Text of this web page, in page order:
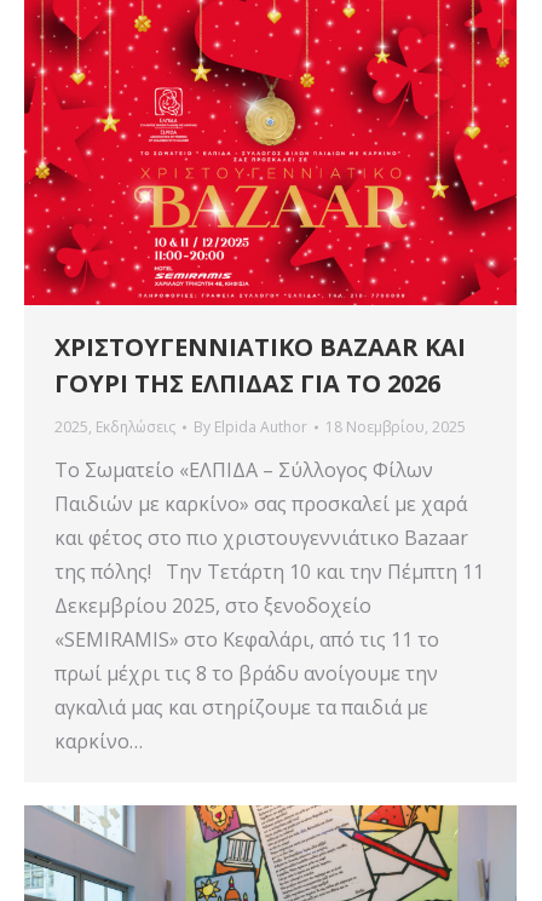
ΧΡΙΣΤΟΥΓΕΝΝΙΑΤΙΚΟ BAZAAR ΚΑΙ
ΓΟΥΡΙ ΤΗΣ ΕΛΠΙΔΑΣ ΓΙΑ ΤΟ 2026
2025, Εκδηλώσεις By Elpida Author 18 Νοεμβρίου, 2025
Το Σωματείο «ΕΛΠΙΔΑ – Σύλλογος Φίλων
Παιδιών με καρκίνο» σας προσκαλεί με χαρά
και φέτος στο πιο χριστουγεννιάτικο Bazaar
της πόλης! Την Τετάρτη 10 και την Πέμπτη 11
Δεκεμβρίου 2025, στο ξενοδοχείο
«SEMIRAMIS» στο Κεφαλάρι, από τις 11 το
πρωί μέχρι τις 8 το βράδυ ανοίγουμε την
αγκαλιά μας και στηρίζουμε τα παιδιά με
καρκίνο…